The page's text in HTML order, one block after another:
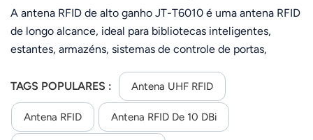
A antena RFID de alto ganho JT-T6010 é uma antena RFID
de longo alcance, ideal para bibliotecas inteligentes,
estantes, armazéns, sistemas de controle de portas,
etc.
TAGS POPULARES : Antena UHF RFID
Antena RFID Antena RFID De 10 DBi